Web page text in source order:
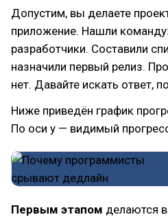
Допустим, вы делаете
приложение. Нашли
разработчики. Составили
назначили первый релиз.
нет. Давайте искать ответ,
Ниже приведён график
По оси y — видимый
Первым этапом делаются